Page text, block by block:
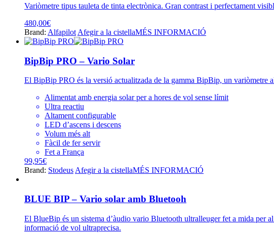
Variòmetre tipus tauleta de tinta electrònica. Gran contrast i perfectament
480,00€
Brand: Alfapilot Afegir a la cistellaMÉS INFORMACIÓ
BipBip PRO – Vario Solar
El BipBip PRO és la versió actualitzada de la gamma BipBip, un variòmetre
Alimentat amb energia solar per a hores de vol sense límit
Ultra reactiu
Altament configurable
LED d’ascens i descens
Volum més alt
Fàcil de fer servir
Fet a França
99,95€
Brand: Stodeus Afegir a la cistellaMÉS INFORMACIÓ
BLUE BIP – Vario solar amb Bluetooh
El BlueBip és un sistema d’àudio vario Bluetooth ultralleuger fet a mida per
informació de vol ultraprecisa.